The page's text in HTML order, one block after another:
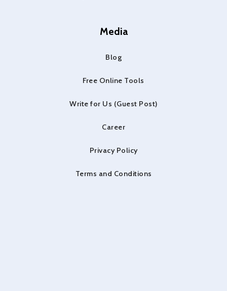
Media
Blog
Free Online Tools
Write for Us (Guest Post)
Career
Privacy Policy
Terms and Conditions